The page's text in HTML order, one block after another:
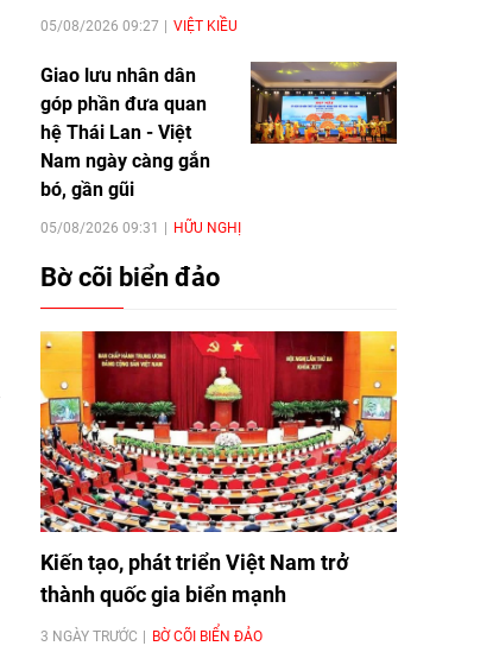
05/08/2026 09:27 VIỆT KIỀU
Giao lưu nhân dân
góp phần đưa quan
hệ Thái Lan - Việt
Nam ngày càng gắn
bó, gần gũi
05/08/2026 09:31 HỮU NGHỊ
Bờ cõi biển đảo
Kiến tạo, phát triển Việt Nam trở
thành quốc gia biển mạnh
3 NGÀY TRƯỚC BỜ CÕI BIỂN ĐẢO